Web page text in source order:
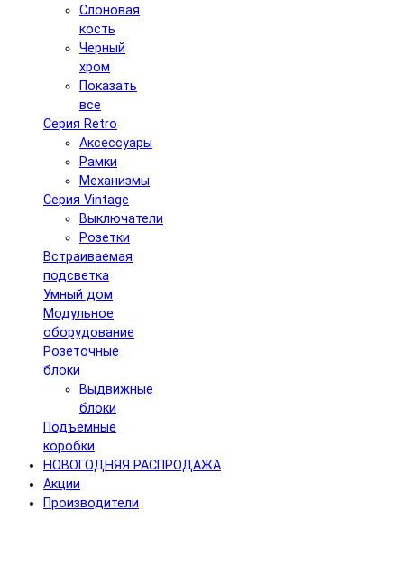
Слоновая
кость
Черный
хром
Показать
все
Серия Retro
Аксессуары
Рамки
Механизмы
Серия Vintage
Выключатели
Розетки
Встраиваемая
подсветка
Умный дом
Модульное
оборудование
Розеточные
блоки
Выдвижные
блоки
Подъемные
коробки
НОВОГОДНЯЯ РАСПРОДАЖА
Акции
Производители